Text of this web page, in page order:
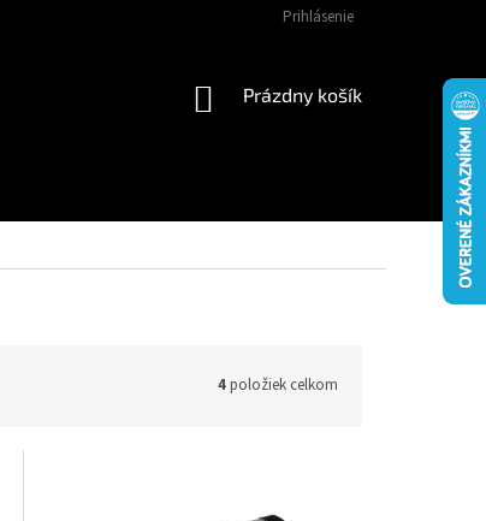
Prihlásenie
NÁKUPNÝ
Prázdny košík
4položiek celkom